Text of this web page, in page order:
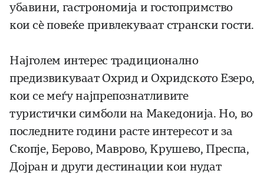
убавини, гастрономија и гостопримство
кои сѐ повеќе привлекуваат странски гости.
Најголем интерес традиционално
предизвикуваат Охрид и Охридското Езеро,
кои се меѓу најпрепознатливите
туристички симболи на Македонија. Но, во
последните години расте интересот и за
Скопје, Берово, Маврово, Крушево, Преспа,
Дојран и други дестинации кои нудат